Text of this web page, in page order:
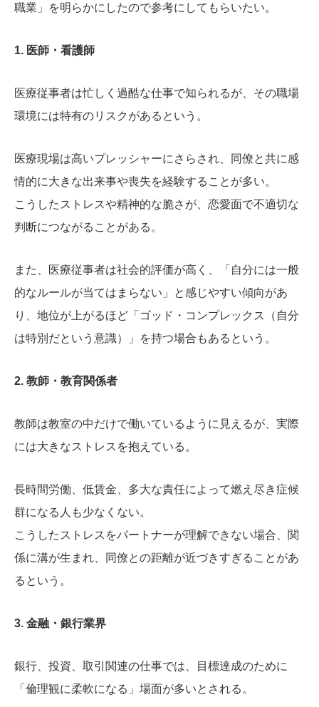
職業」を明らかにしたので参考にしてもらいたい。
1. 医師・看護師
医療従事者は忙しく過酷な仕事で知られるが、その職場
環境には特有のリスクがあるという。
医療現場は高いプレッシャーにさらされ、同僚と共に感
情的に大きな出来事や喪失を経験することが多い。
こうしたストレスや精神的な脆さが、恋愛面で不適切な
判断につながることがある。
また、医療従事者は社会的評価が高く、「自分には一般
的なルールが当てはまらない」と感じやすい傾向があ
り、地位が上がるほど「ゴッド・コンプレックス（自分
は特別だという意識）」を持つ場合もあるという。
2. 教師・教育関係者
教師は教室の中だけで働いているように見えるが、実際
には大きなストレスを抱えている。
長時間労働、低賃金、多大な責任によって燃え尽き症候
群になる人も少なくない。
こうしたストレスをパートナーが理解できない場合、関
係に溝が生まれ、同僚との距離が近づきすぎることがあ
るという。
3. 金融・銀行業界
銀行、投資、取引関連の仕事では、目標達成のために
「倫理観に柔軟になる」場面が多いとされる。